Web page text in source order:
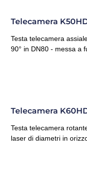
Telecamera
Testa telecamera
90° in DN80 - messa a
Telecamera
Testa telecamera
laser di diametri in